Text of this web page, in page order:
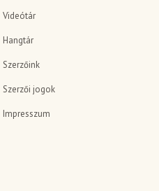
Videótár
Hangtár
Szerzőink
Szerzői jogok
Impresszum